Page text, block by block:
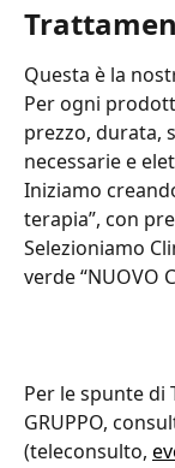
Questa è la
Per ogni
prezzo, durata,
necessarie e
Iniziamo
terapia”, con
Selezioniamo
verde “NUOVO
Per le spunte di
GRUPPO,
(teleconsulto,